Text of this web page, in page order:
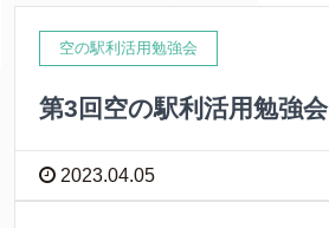
空の駅利活用勉強会
第3回空の駅利活用勉強会
2023.04.05